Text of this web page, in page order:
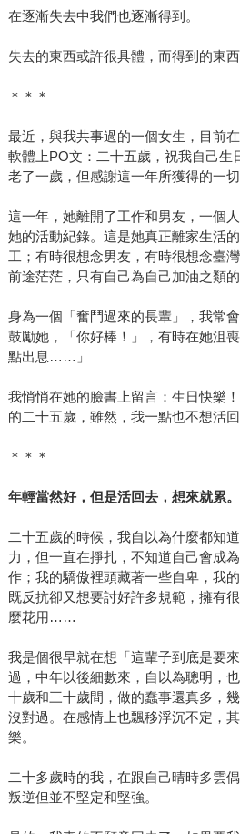
在逐漸失去中我們也逐漸得到。
失去的東西或許很具體，而得到的東西
＊＊＊
最近，與我共事過的一個女生，目前
軟體上PO文：二十五歲，祝我自己生
老了一歲，但感謝這一年所獲得的一切
這一年，她離開了工作和男友，一個
她的活動紀錄。這是她真正離家生活
工；有時很想念男友，有時很想念臺
前途茫茫，只有自己為自己加油之類的
身為一個「奮鬥過來的長輩」，我常
鼓勵她，「你好棒！」，有時在她沮
點出息……」
我悄悄在她的臉書上留言：生日快樂
的二十五歲，雖然，我一點也不想活
＊＊＊
年輕當然好，但是活回去，想來就累。
二十五歲的時候，我自以為什麼都知
力，但一直在掙扎，不知道自己會成
作；我的驕傲裡頭藏著一些自卑，我
既反抗卻又想要討好許多規範，擁有
麼花用……
我是個很早就在想「這輩子到底是要
過，中年以後細數來，自以為聰明，
十歲和三十歲間，做的蠢事還真多，
沒對過。在感情上也飄移浮沉不定，
樂。
二十多歲時的我，在跟自己晴時多雲
叛逆但並不堅定和堅強。